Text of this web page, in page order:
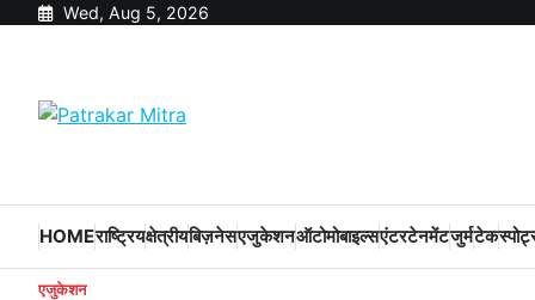
Wed, Aug 5, 2026
HOMEराष्ट्रियक्षेत्रीयबिज़नेसएजुकेशनऑटोमोबाइल्सएंटरटेनमेंटजुर्मटेक
एजुकेशन